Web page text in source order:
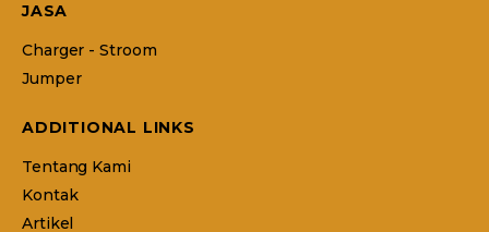
JASA
Charger - Stroom
Jumper
ADDITIONAL LINKS
Tentang Kami
Kontak
Artikel